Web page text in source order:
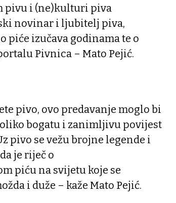
pivu i (ne)kulturi piva
novinar i ljubitelj piva,
izučava godinama te o
Pivnica – Mato Pejić.
pivo, ovo predavanje moglo bi
bogatu i zanimljivu povijest
pivo se vežu brojne legende i
je riječ o
piću na svijetu koje se
i duže – kaže Mato Pejić.